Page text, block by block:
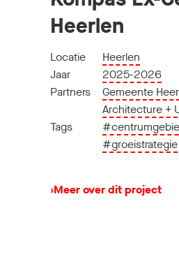
Heerlen
Locatie
Heerlen
Jaar
2025-2026
Partners
Gemeente
Architecture +
Tags
#groeistrategie
›Meer over dit project